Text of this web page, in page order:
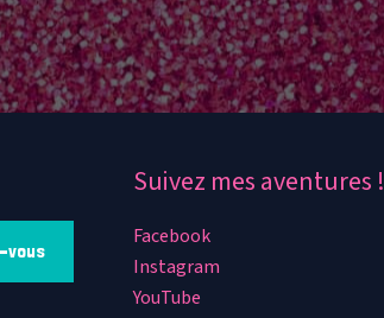
vous
Suivez mes aventures !
Facebook
Instagram
YouTube